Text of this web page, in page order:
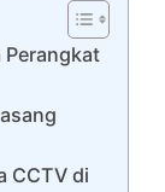
Perangkat
CCTV di